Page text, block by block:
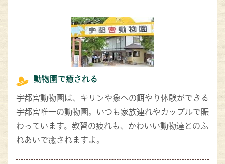
動物園で癒される
宇都宮動物園は、キリンや象への餌やり体験ができる
宇都宮唯一の動物園。いつも家族連れやカップルで賑
わっています。教習の疲れも、かわいい動物達とのふ
れあいで癒されますよ。